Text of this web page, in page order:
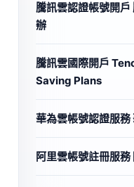
騰訊雲認證帳號開
辦
騰訊雲國際開戶
Saving Plans
華為雲帳號認證服
阿里雲帳號註冊服